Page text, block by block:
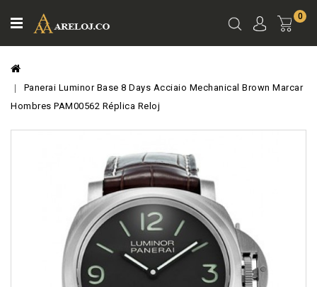
0
Panerai Luminor Base 8 Days Acciaio Mechanical Brown Marcar
Hombres PAM00562 Réplica Reloj